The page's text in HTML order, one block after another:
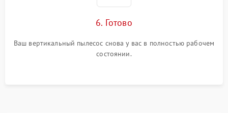
6. Готово
Ваш вертикальный пылесос снова у вас в полностью рабочем
состоянии.